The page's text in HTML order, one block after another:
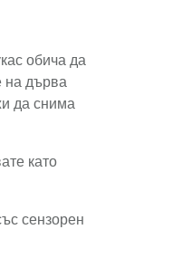
обича да
на дърва
да снима
като
сензорен